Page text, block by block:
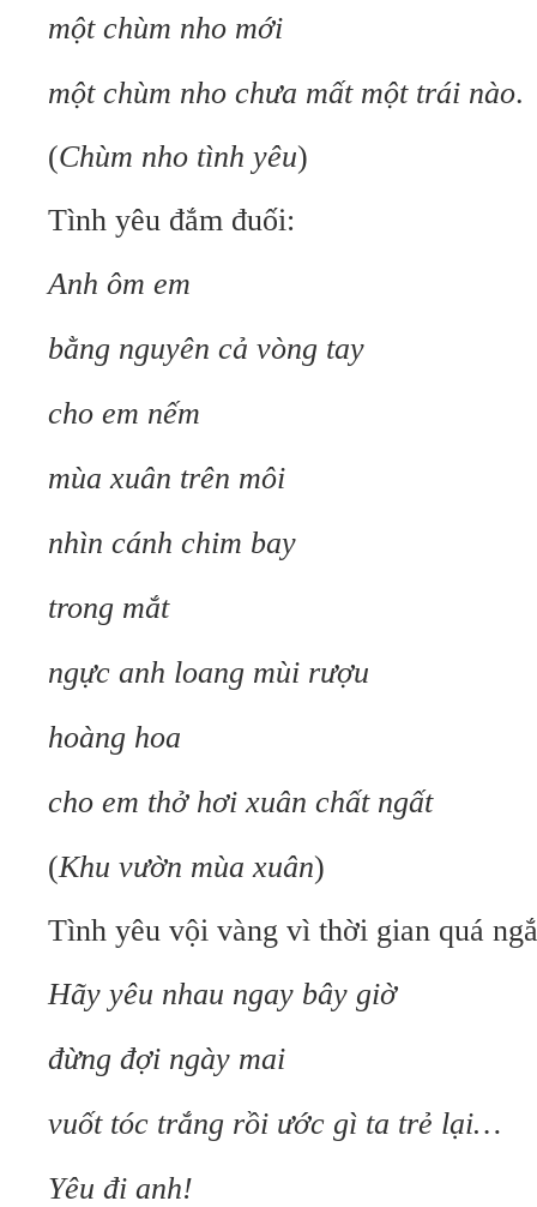
một chùm nho mới
một chùm nho chưa mất một trái nào.
(Chùm nho tình yêu)
Tình yêu đắm đuối:
Anh ôm em
bằng nguyên cả vòng tay
cho em nếm
mùa xuân trên môi
nhìn cánh chim bay
trong mắt
ngực anh loang mùi rượu
hoàng hoa
cho em thở hơi xuân chất ngất
(Khu vườn mùa xuân)
Tình yêu vội vàng vì thời gian quá
Hãy yêu nhau ngay bây giờ
đừng đợi ngày mai
vuốt tóc trắng rồi ước gì ta trẻ lại…
Yêu đi anh!